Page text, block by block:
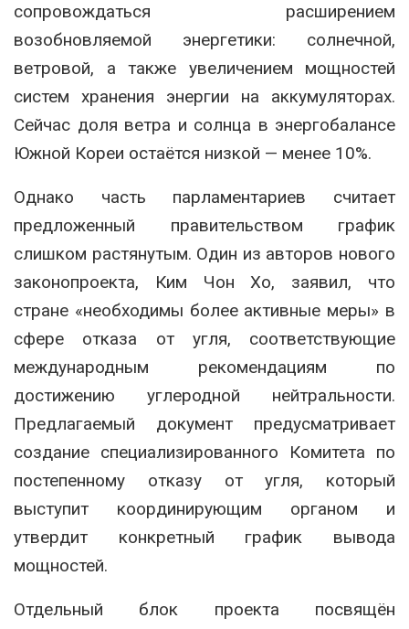
сопровождаться расширением
возобновляемой энергетики: солнечной,
ветровой, а также увеличением мощностей
систем хранения энергии на аккумуляторах.
Сейчас доля ветра и солнца в энергобалансе
Южной Кореи остаётся низкой — менее 10%.
Однако часть парламентариев считает
предложенный правительством график
слишком растянутым. Один из авторов нового
законопроекта, Ким Чон Хо, заявил, что
стране «необходимы более активные меры» в
сфере отказа от угля, соответствующие
международным рекомендациям по
достижению углеродной нейтральности.
Предлагаемый документ предусматривает
создание специализированного Комитета по
постепенному отказу от угля, который
выступит координирующим органом и
утвердит конкретный график вывода
мощностей.
Отдельный блок проекта посвящён